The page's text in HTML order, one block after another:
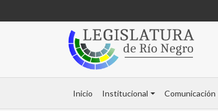
Inicio Institucional Comunicación